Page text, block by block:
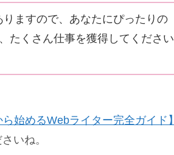
ますので、あなたにぴったりの
たくさん仕事を獲得してください
ら始めるWebライター完全ガイド】
いね。